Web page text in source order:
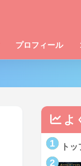
プロフィール
よ
1 ト
2